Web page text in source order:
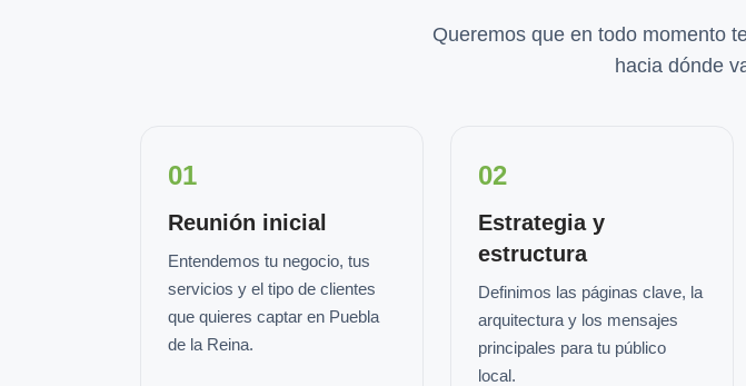
Queremos que en todo momento
hacia dónde
01
Reunión inicial
Entendemos tu negocio, tus
servicios y el tipo de clientes
que quieres captar en Puebla
de la Reina.
02
Estrategia y
estructura
Definimos las páginas clave, la
arquitectura y los mensajes
principales para tu público
local.